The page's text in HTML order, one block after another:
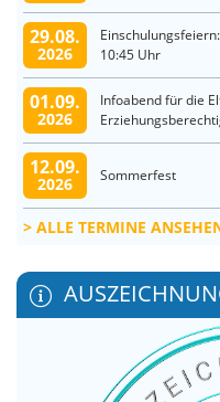
29.08.
2026
10:45 Uhr
01.09.
2026
Infoabend für die
12.09.
2026 Sommerfest
ALLE TERMINE